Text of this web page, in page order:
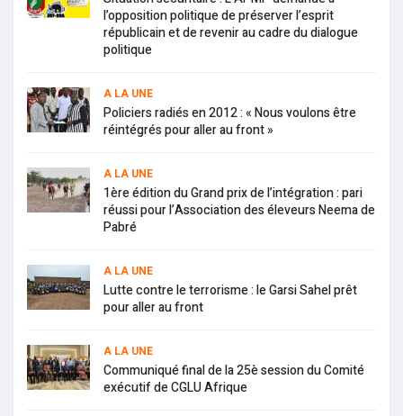
l’opposition politique de préserver l’esprit
républicain et de revenir au cadre du dialogue
politique
A LA UNE
Policiers radiés en 2012 : « Nous voulons être
réintégrés pour aller au front »
A LA UNE
1ère édition du Grand prix de l’intégration : pari
réussi pour l’Association des éleveurs Neema de
Pabré
A LA UNE
Lutte contre le terrorisme : le Garsi Sahel prêt
pour aller au front
A LA UNE
Communiqué final de la 25è session du Comité
exécutif de CGLU Afrique